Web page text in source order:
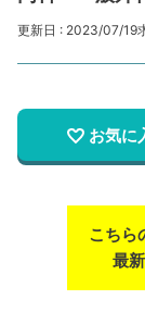
更新日 : 2023/07/19
お気に
こちら
最